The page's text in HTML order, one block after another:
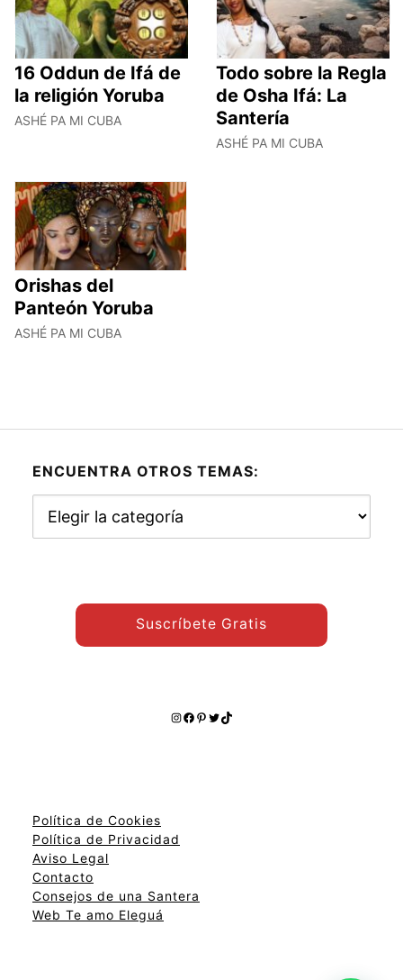
16 Oddun de Ifá de
la religión Yoruba
ASHÉ PA MI CUBA
Todo sobre la Regla
de Osha Ifá: La
Santería
ASHÉ PA MI CUBA
Orishas del
Panteón Yoruba
ASHÉ PA MI CUBA
ENCUENTRA OTROS TEMAS:
otros
Suscríbete Gratis
Instagram
Facebook
Pinterest
Twitter
TikTok
Política de Cookies
Política de Privacidad
Aviso Legal
Contacto
Consejos de una Santera
Web Te amo Eleguá